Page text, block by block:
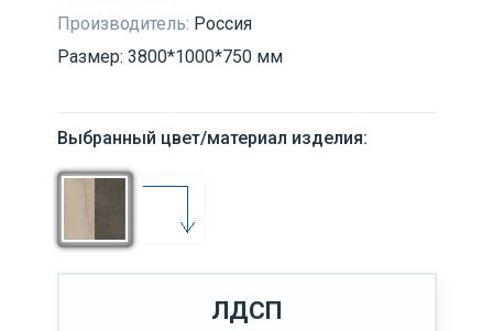
Производитель: Россия
Размер: 3800*1000*750 мм
Выбранный цвет/материал изделия:
ЛДСП